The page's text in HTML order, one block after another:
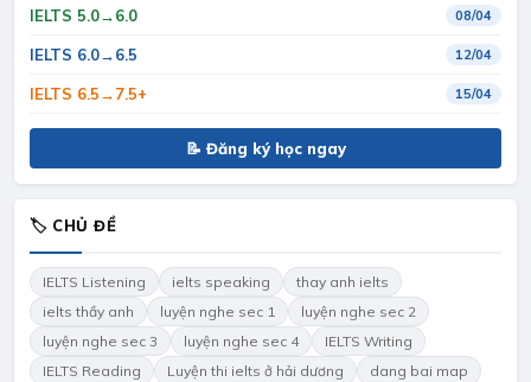
IELTS 5.0→6.0 08/04
IELTS 6.0→6.5 12/04
IELTS 6.5→7.5+ 15/04
📝 Đăng ký học ngay
🏷 CHỦ ĐỀ
IELTS Listening ielts speaking
thay anh ielts
ielts thầy anh
luyện nghe sec 1
luyện nghe sec 2
luyện nghe sec 3
luyện nghe sec 4
IELTS Writing
IELTS Reading
Luyện thi ielts ở hải dương
dang bai map